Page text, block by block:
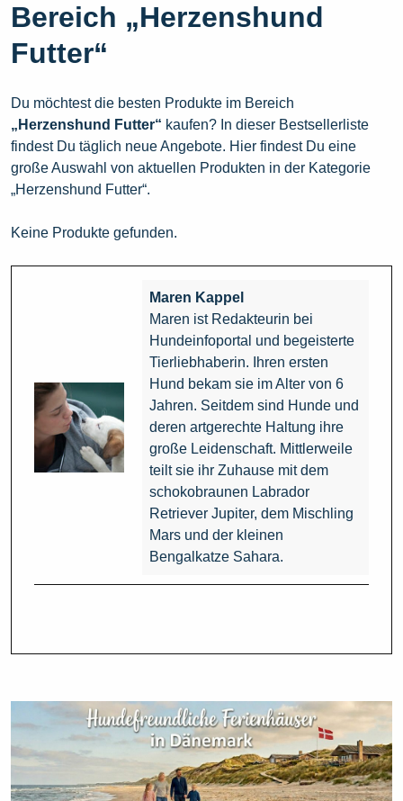
Bereich „Herzenshund
Futter“
Du möchtest die besten Produkte im Bereich
„Herzenshund Futter“ kaufen? In dieser Bestsellerliste
findest Du täglich neue Angebote. Hier findest Du eine
große Auswahl von aktuellen Produkten in der Kategorie
„Herzenshund Futter“.
Keine Produkte gefunden.
Maren Kappel
Maren ist Redakteurin bei
Hundeinfoportal und begeisterte
Tierliebhaberin. Ihren ersten
Hund bekam sie im Alter von 6
Jahren. Seitdem sind Hunde und
deren artgerechte Haltung ihre
große Leidenschaft. Mittlerweile
teilt sie ihr Zuhause mit dem
schokobraunen Labrador
Retriever Jupiter, dem Mischling
Mars und der kleinen
Bengalkatze Sahara.